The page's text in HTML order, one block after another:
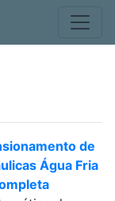
de
Água Fria